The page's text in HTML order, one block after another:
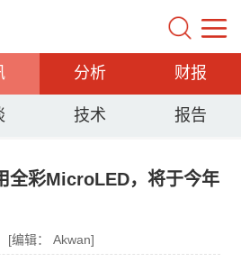
分析 财报
技术 报告
全彩MicroLED，将于今年
[编辑： Akwan]